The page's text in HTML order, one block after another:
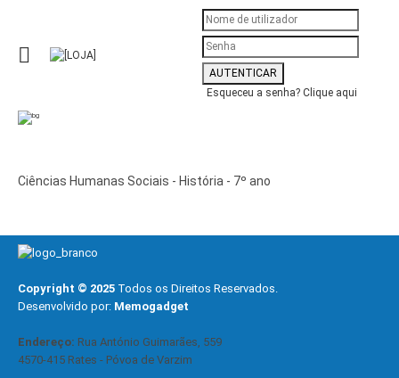
Esqueceu a senha? Clique aqui
Ciências Humanas Sociais - História - 7º ano
Copyright © 2025 Todos os Direitos Reservados.
Desenvolvido por: Memogadget
Endereço: Rua António Guimarães, 559
4570-415 Rates - Póvoa de Varzim